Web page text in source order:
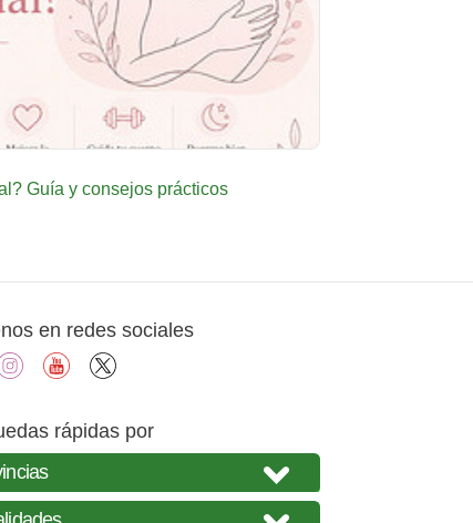
Guía y consejos prácticos
en redes sociales
instagramyoutube
rápidas por